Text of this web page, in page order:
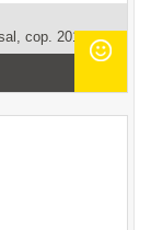
cop. 2014.